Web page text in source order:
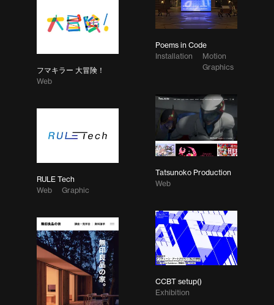
Poems in Code
Installation
Motion
Graphics
フマキラー 大冒険！
Web
Tatsunoko Production
Web
RULE Tech
Web
Graphic
CCBT setup()
Exhibition